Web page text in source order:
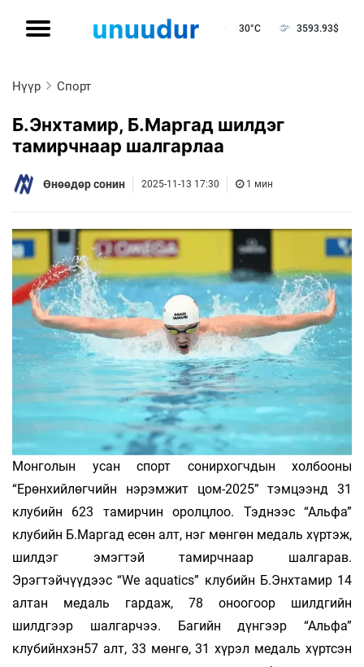
30°C 3593.93$
Нүүр Спорт
Б.Энхтамир, Б.Маргад шилдэг
тамирчнаар шалгарлаа
Өнөөдөр сонин 2025-11-13 17:30 1 мин
Монголын усан спорт сонирхогчдын холбооны
“Ерөнхийлөгчийн нэрэмжит цом-2025” тэмцээнд 31
клубийн 623 тамирчин оролцлоо. Тэднээс “Альфа”
клубийн Б.Маргад есөн алт, нэг мөнгөн медаль хүртэж,
шилдэг эмэгтэй тамирчнаар шалгарав.
Эрэгтэйчүүдээс “We aquatics” клубийн Б.Энхтамир 14
алтан медаль гардаж, 78 оноогоор шилдгийн
шилдгээр шалгарчээ. Багийн дүнгээр “Альфа”
клубийнхэн57 алт, 33 мөнгө, 31 хүрэл медаль хүртсэн